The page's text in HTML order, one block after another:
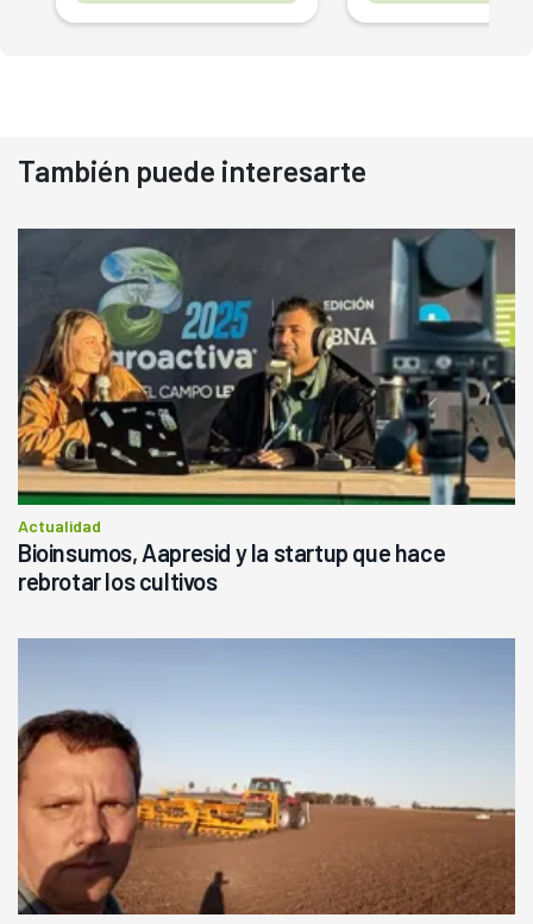
También puede interesarte
Actualidad
Bioinsumos, Aapresid y la startup que hace
rebrotar los cultivos